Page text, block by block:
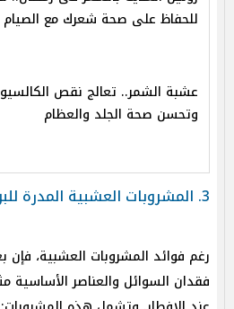
للحفاظ على صحة شعرك مع الصيام
عشبة الشمر.. تعالج نقص
وتحسن صحة الجلد والعظام
3. المشروبات العشبية المدرة للبول
رغم فوائد المشروبات العشبية،
فقدان السوائل والعناصر الأساسية